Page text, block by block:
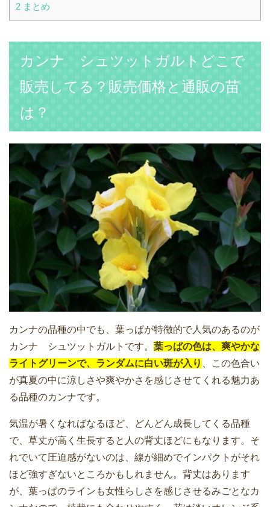
2 まとめ
カンナ シュツットガルトどこで
販売してる？販売価格と通販の苗
は？
カンナの品種の中でも、葉っぱが特徴的で人気のあるのが
カンナ シュツットガルトです。 葉っぱの色は、爽やかな
ライトグリーンで、ランダムに白い斑が入り
、この色合い
が真夏の中に涼しさや爽やかさを感じさせてくれる魅力あ
る品種のカンナです。
気温が暑くなればなるほど、どんどん成長してくる品種
で、草丈が高く生長すると人の背丈ほどにもなります。そ
れでいて圧迫感がないのは、線が細めでインパクトがそれ
ほど強すぎないところかもしれません。背丈はあります
が、葉っぱのラインも女性らしさを感じさせるみごとなカ